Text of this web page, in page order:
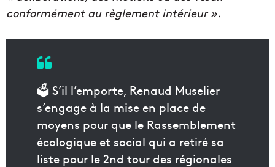
conformément au règlement intérieur ».
🗳️ S’il l’emporte, Renaud Muselier
s’engage à la mise en place de
moyens pour que le Rassemblement
écologique et social qui a retiré sa
liste pour le 2nd tour des régionales